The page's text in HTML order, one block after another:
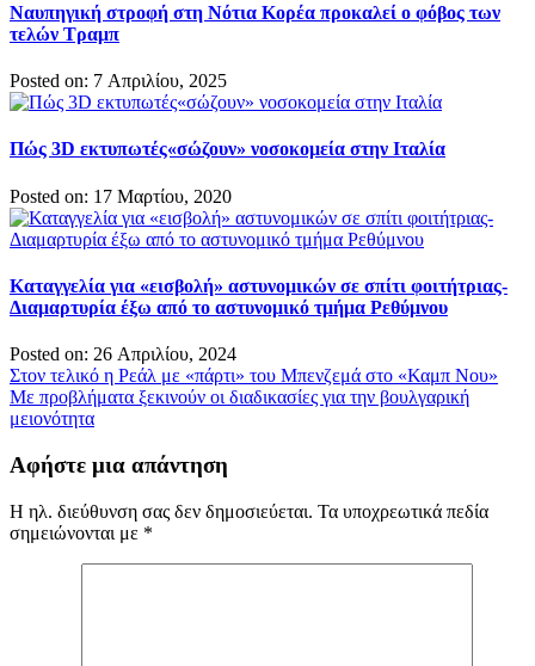
Ναυπηγική στροφή στη Νότια Κορέα προκαλεί ο φόβος των
τελών Τραμπ
Posted on: 7 Απριλίου, 2025
Πώς 3D εκτυπωτές«σώζουν» νοσοκομεία στην Ιταλία
Posted on: 17 Μαρτίου, 2020
Καταγγελία για «εισβολή» αστυνομικών σε σπίτι φοιτήτριας-
Διαμαρτυρία έξω από το αστυνομικό τμήμα Ρεθύμνου
Posted on: 26 Απριλίου, 2024
Πλοήγηση
άρθρων
Στον τελικό η Ρεάλ με «πάρτι» του Μπενζεμά στο «Καμπ Νου»
Με προβλήματα ξεκινούν οι διαδικασίες για την βουλγαρική
μειονότητα
Αφήστε μια απάντηση
Η ηλ. διεύθυνση σας δεν δημοσιεύεται. Τα υποχρεωτικά πεδία
σημειώνονται με *